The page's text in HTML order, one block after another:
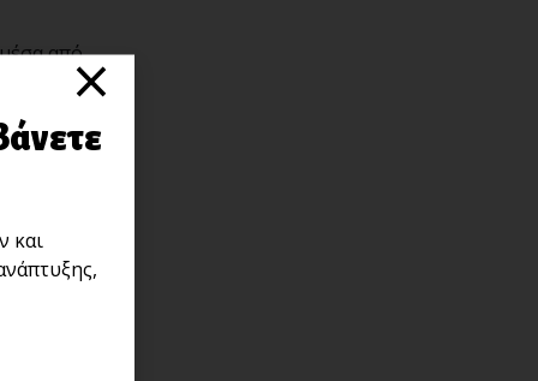
από×
και